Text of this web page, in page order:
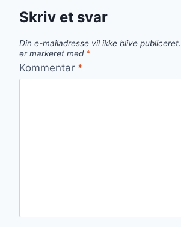
Skriv et svar
Din e-mailadresse vil ikke blive publiceret.
er markeret med *
Kommentar *